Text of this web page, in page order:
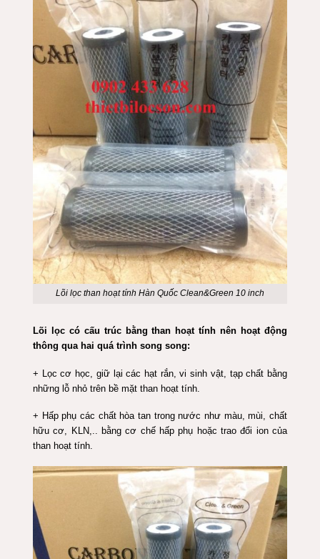
Lõi lọc than hoạt tính Hàn Quốc Clean&Green 10 inch
Lõi lọc có cấu trúc bằng than hoạt tính nên hoạt động
thông qua hai quá trình song song:
+ Lọc cơ học, giữ lại các hạt rắn, vi sinh vật, tạp chất bằng
những lỗ nhỏ trên bề mặt than hoạt tính.
+ Hấp phụ các chất hòa tan trong nước như màu, mùi, chất
hữu cơ, KLN,.. bằng cơ chế hấp phụ hoặc trao đổi ion của
than hoạt tính.